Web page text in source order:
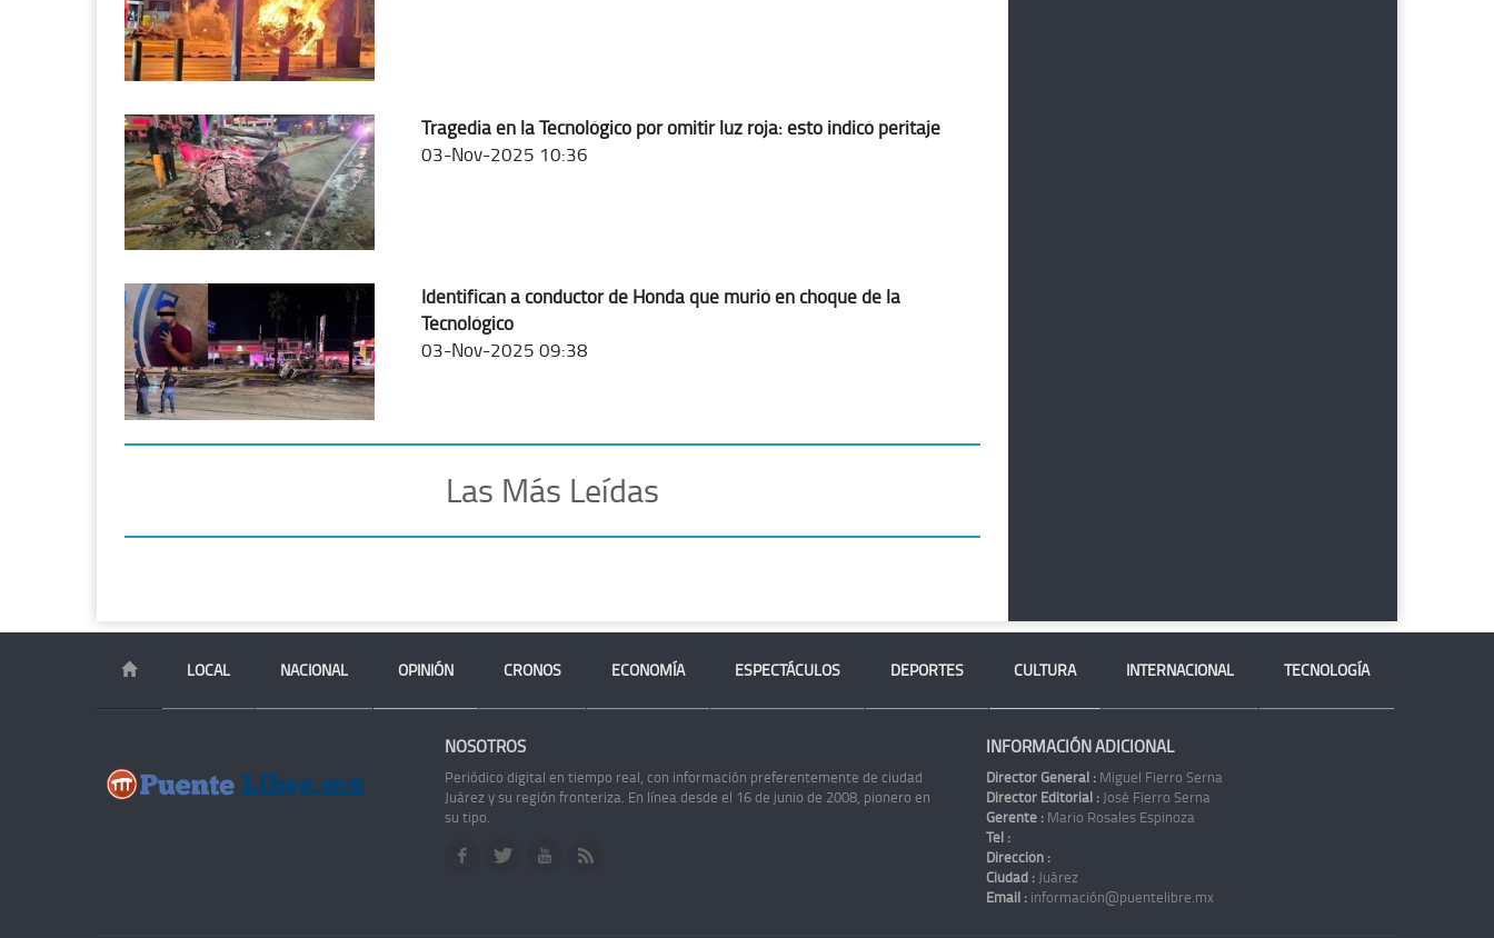
Tragedia en la Tecnológico por omitir luz roja: esto indicó peritaje
03-Nov-2025 10:36
Identifican a conductor de Honda que murió en choque de la
Tecnológico
03-Nov-2025 09:38
Las Más Leídas
LOCAL NACIONAL OPINIÓN CRONOS ECONOMÍA ESPECTÁCULOS DEPORTES CULTURA INTERNACIONAL TECNOLOGÍA
NOSOTROS
Periódico digital en tiempo real, con información preferentemente de ciudad
Juárez y su región fronteriza. En línea desde el 16 de junio de 2008, pionero en
su tipo.
INFORMACIÓN ADICIONAL
Director General : Miguel Fierro Serna
Director Editorial : José Fierro Serna
Gerente : Mario Rosales Espinoza
Tel :
Dirección :
Ciudad : Juárez
Email : información@puentelibre.mx